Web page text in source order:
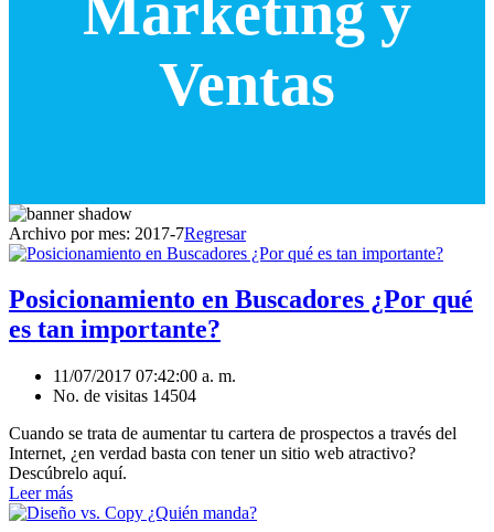
Ventas
Archivo por mes: 2017-7Regresar
Posicionamiento en Buscadores ¿Por qué
es tan importante?
11/07/2017 07:42:00 a. m.
No. de visitas 14504
Cuando se trata de aumentar tu cartera de prospectos a través del
Internet, ¿en verdad basta con tener un sitio web atractivo?
Descúbrelo aquí.
Leer más